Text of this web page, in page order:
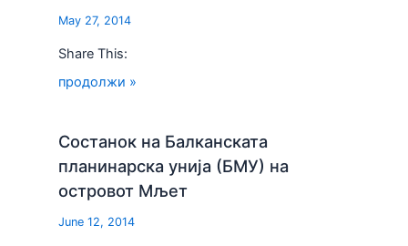
May 27, 2014
Share This:
продолжи »
Состанок на Балканската
планинарска унија (БМУ) на
островот Мљет
June 12, 2014